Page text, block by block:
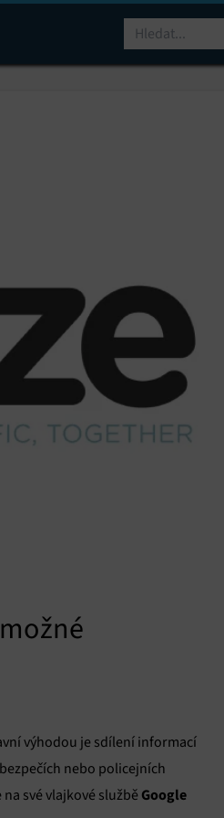
výhodou je sdílení informací
nebo policejních
své vlajkové službě Google